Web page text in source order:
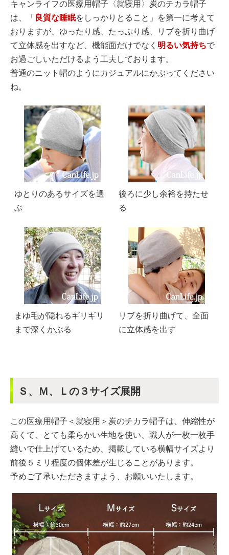
キャンライフの医療用帽子〈就寝用〉炭のチカラ帽子
は、「良質な睡眠をしっかりとること」を第一に考えて
おりますが、ゆったり感、たっぷり感、リブを折り曲げ
て立体感を出すなど、機能面だけでなく 明るい気持ちで
お過ごしいただけるよう工夫しております。
普通のニット帽のようにカジュアルにかぶってください
ね。
ゆとりのあるサイズを選
ぶ
後ろに少し余裕を持たせ
る
まゆ毛が隠れるギリギリ
まで深くかぶる
リブを折り曲げて、全面
に立体感を出す
Ｓ、Ｍ、Ｌの３サイズ展開
この医療用帽子＜就寝用＞炭のチカラ帽子は、伸縮性が
高くて、とても柔らかい生地を使い、職人が一枚一枚手
縫いで仕上げているため、掲載している横幅サイズより
前後５ミリ程度の個体差が生じることがあります。
予めご了承いただきますよう、お願いいたします。